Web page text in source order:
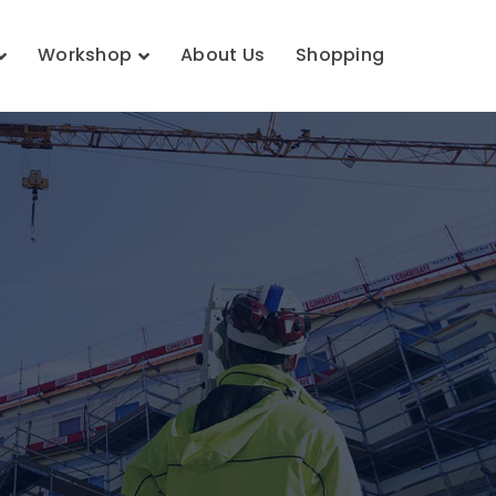
Workshop About Us Shopping